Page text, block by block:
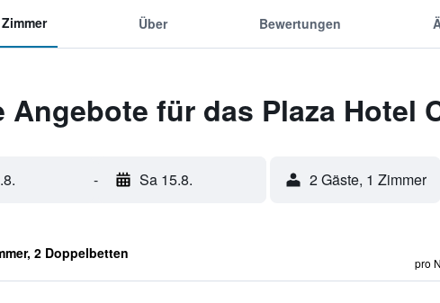
Zimmer Über Bewertungen
Angebote für das Plaza Hotel
- Sa 15.8. 2 Gäste, 1 Zimmer
2 Doppelbetten
pro